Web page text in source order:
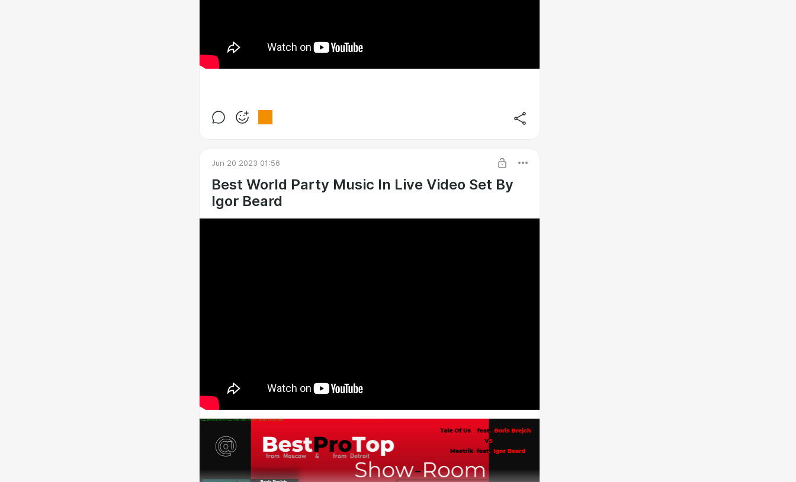
Jun 20 2023 01:56
Best World Party Music In Live Video Set By
Igor Beard